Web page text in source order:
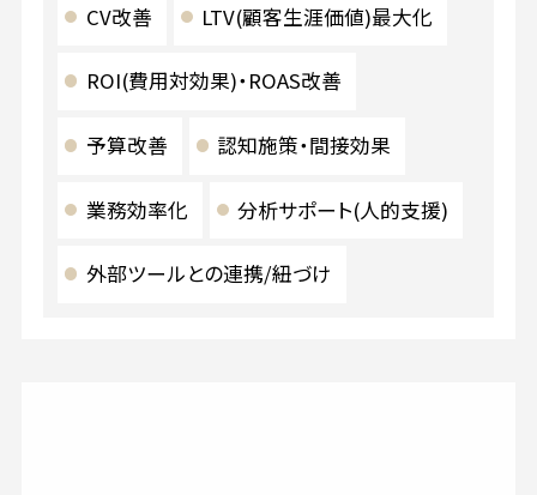
CV改善 LTV(顧客生涯価値)最大化
ROI(費用対効果)・ROAS改善
予算改善 認知施策・間接効果
業務効率化 分析サポート(人的支援)
外部ツールとの連携/紐づけ